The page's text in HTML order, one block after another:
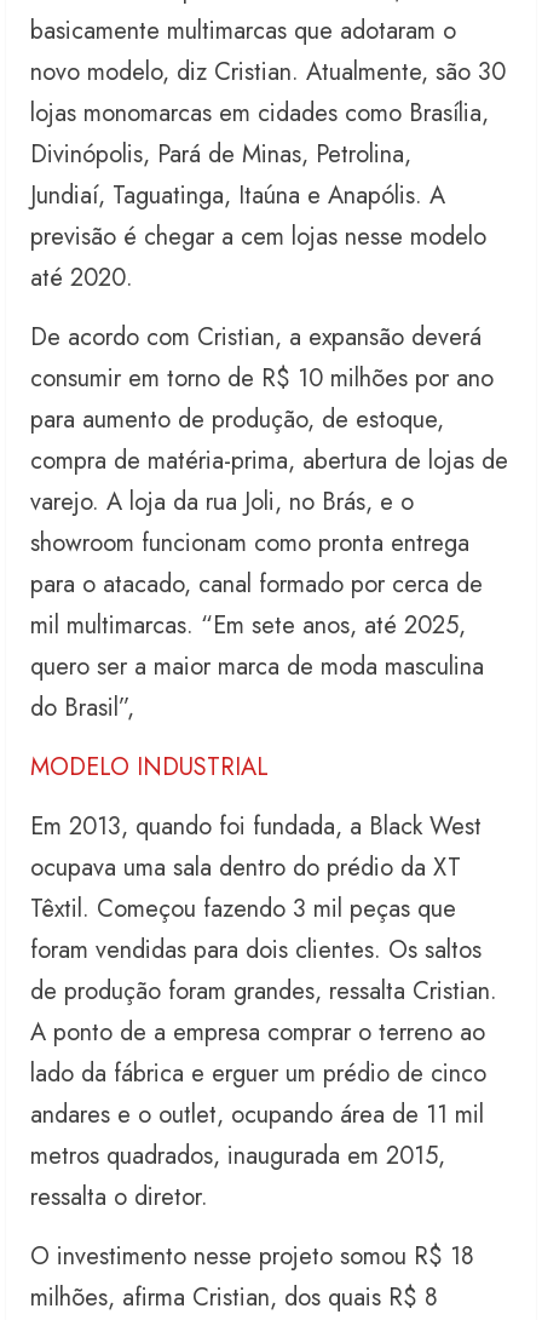
basicamente multimarcas que adotaram o
novo modelo, diz Cristian. Atualmente, são 30
lojas monomarcas em cidades como Brasília,
Divinópolis, Pará de Minas, Petrolina,
Jundiaí, Taguatinga, Itaúna e Anapólis. A
previsão é chegar a cem lojas nesse modelo
até 2020.
De acordo com Cristian, a expansão deverá
consumir em torno de R$ 10 milhões por ano
para aumento de produção, de estoque,
compra de matéria-prima, abertura de lojas de
varejo. A loja da rua Joli, no Brás, e o
showroom funcionam como pronta entrega
para o atacado, canal formado por cerca de
mil multimarcas. “Em sete anos, até 2025,
quero ser a maior marca de moda masculina
do Brasil”,
MODELO INDUSTRIAL
Em 2013, quando foi fundada, a Black West
ocupava uma sala dentro do prédio da XT
Têxtil. Começou fazendo 3 mil peças que
foram vendidas para dois clientes. Os saltos
de produção foram grandes, ressalta Cristian.
A ponto de a empresa comprar o terreno ao
lado da fábrica e erguer um prédio de cinco
andares e o outlet, ocupando área de 11 mil
metros quadrados, inaugurada em 2015,
ressalta o diretor.
O investimento nesse projeto somou R$ 18
milhões, afirma Cristian, dos quais R$ 8